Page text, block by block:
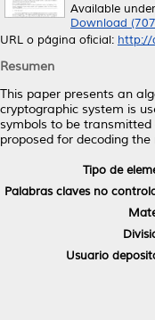
Available
Download
URL o página oficial: http://
Resumen
This paper presents an
cryptographic system is
symbols to be
proposed for decoding
Tipo de
Palabras claves no
Usuario